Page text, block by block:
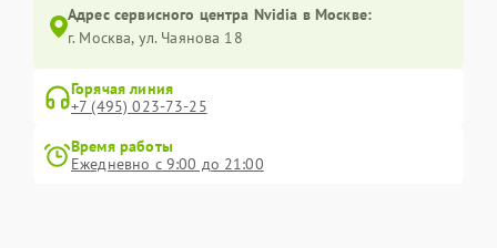
Адрес сервисного центра Nvidia в Москве:
г. Москва, ул. Чаянова 18
Горячая линия
+7 (495) 023-73-25
Время работы
Ежедневно с 9:00 до 21:00